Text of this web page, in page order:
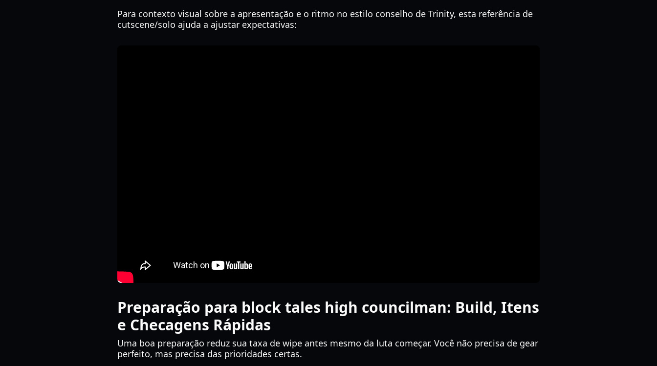
Para contexto visual sobre a apresentação e o ritmo no estilo conselho de Trinity, esta referência de
cutscene/solo ajuda a ajustar expectativas:
Preparação para block tales high councilman: Build, Itens
e Checagens Rápidas
Uma boa preparação reduz sua taxa de wipe antes mesmo da luta começar. Você não precisa de gear
perfeito, mas precisa das prioridades certas.